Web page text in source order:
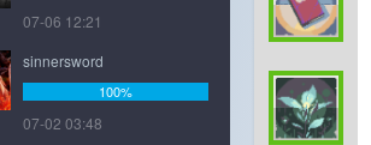
07-06 12:21
sinnersword
100%
07-02 03:48